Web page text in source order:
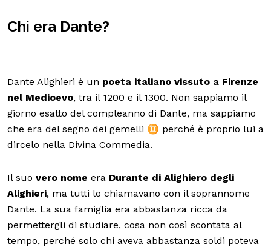
Chi era Dante?
Dante Alighieri è un poeta italiano vissuto a Firenze
nel Medioevo, tra il 1200 e il 1300. Non sappiamo il
giorno esatto del compleanno di Dante, ma sappiamo
che era del segno dei gemelli ♊️ perché è proprio lui a
dircelo nella Divina Commedia.
Il suo vero nome era Durante di Alighiero degli
Alighieri, ma tutti lo chiamavano con il soprannome
Dante. La sua famiglia era abbastanza ricca da
permettergli di studiare, cosa non così scontata al
tempo, perché solo chi aveva abbastanza soldi poteva